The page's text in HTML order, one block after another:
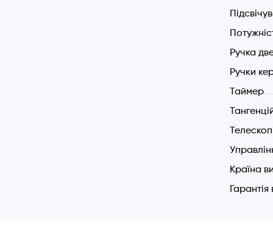
Даної
знімні
Безпека
Ручка
Ручки
Таймер
Країна